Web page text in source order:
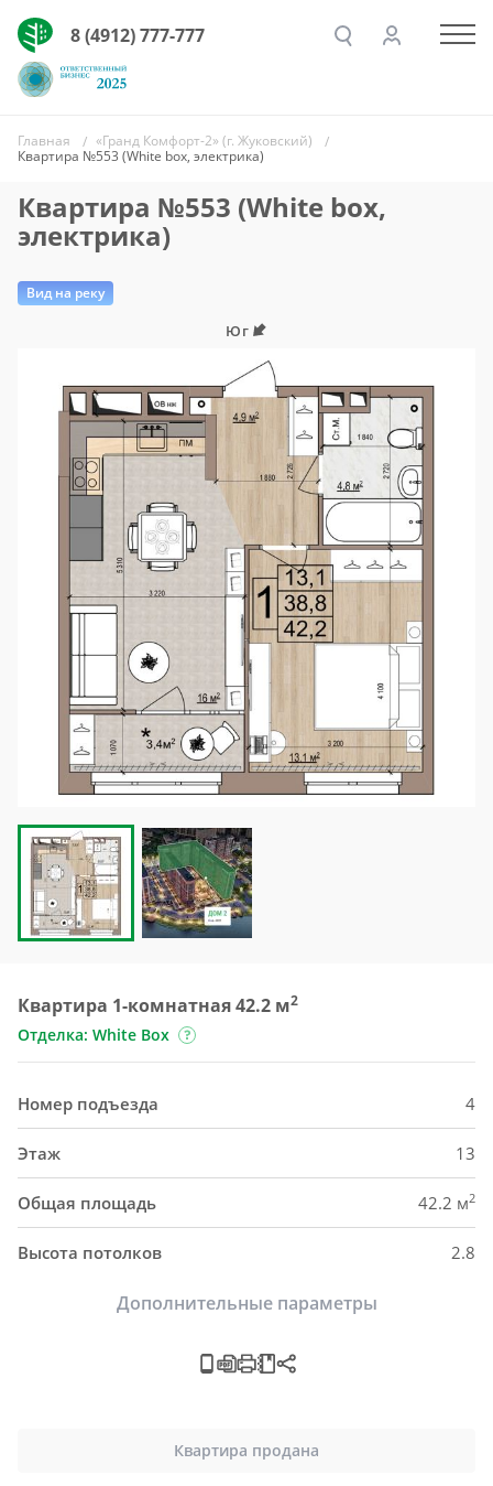
8 (4912) 777-777
Главная
«Гранд Комфорт-2» (г. Жуковский)
Квартира №553 (White box, электрика)
Квартира №553 (White box,
электрика)
Вид на реку
Юг
Квартира 1-комнатная 42.2 м2
Отделка: White Box
Номер подъезда 4
Этаж 13
Общая площадь 42.2 м2
Высота потолков 2.8
Дополнительные параметры
Квартира продана